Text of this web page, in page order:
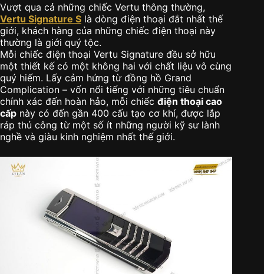
Vượt qua cả những chiếc Vertu thông thường,
Vertu Signature S là dòng điện thoại đắt nhất thế
giới, khách hàng của những chiếc điện thoại này
thường là giới quý tộc.
Mỗi chiếc điện thoại Vertu Signature đều sở hữu
một thiết kế có một không hai với chất liệu vô cùng
quý hiếm. Lấy cảm hứng từ đồng hồ Grand
Complication – vốn nổi tiếng với những tiêu chuẩn
chính xác đến hoàn hảo, mỗi chiếc điện thoại cao
cấp này có đến gần 400 cấu tạo cơ khí, được lắp
ráp thủ công từ một số ít những người kỹ sư lành
nghề và giàu kinh nghiệm nhất thế giới.